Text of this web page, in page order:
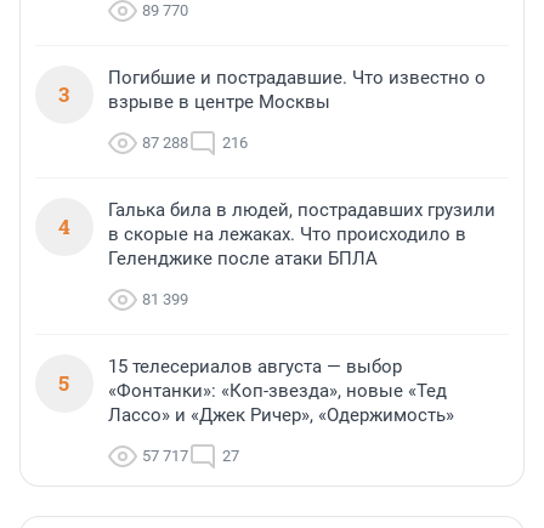
89 770
3
Погибшие и пострадавшие. Что известно о
взрыве в центре Москвы
87 288 216
4
Галька била в людей, пострадавших грузили
в скорые на лежаках. Что происходило в
Геленджике после атаки БПЛА
81 399
5
15 телесериалов августа — выбор
«Фонтанки»: «Коп-звезда», новые «Тед
Лассо» и «Джек Ричер», «Одержимость»
57 717 27